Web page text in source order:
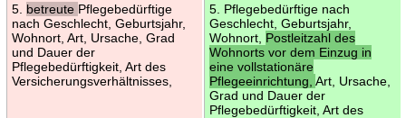
5. betreute Pflegebedürftige
nach Geschlecht, Geburtsjahr,
Wohnort, Art, Ursache, Grad
und Dauer der
Pflegebedürftigkeit, Art des
Versicherungsverhältnisses,
5. Pflegebedürftige nach
Geschlecht, Geburtsjahr,
Wohnort, Postleitzahl des
Wohnorts vor dem Einzug in
eine vollstationäre
Pflegeeinrichtung, Art, Ursache,
Grad und Dauer der
Pflegebedürftigkeit, Art des